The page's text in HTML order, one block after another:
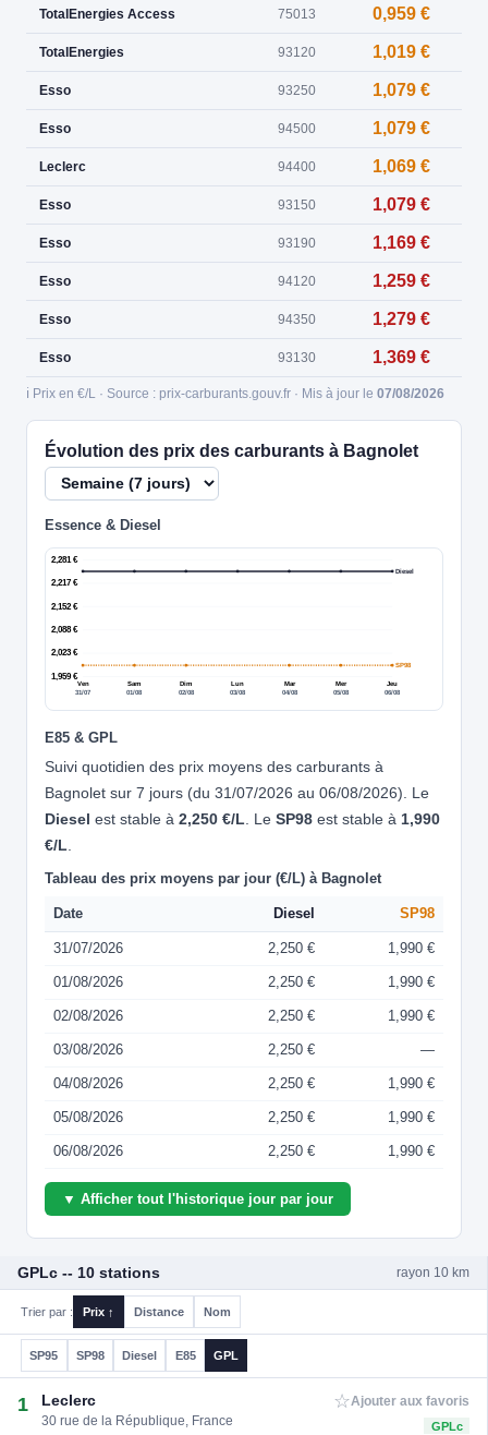
TotalEnergies Access 75013 0,959 €
TotalEnergies 93120 1,019 €
Esso 93250 1,079 €
Esso 94500 1,079 €
Leclerc 94400 1,069 €
Esso 93150 1,079 €
Esso 93190 1,169 €
Esso 94120 1,259 €
Esso 94350 1,279 €
Esso 93130 1,369 €
ℹ️ Prix en €/L · Source : prix-carburants.gouv.fr · Mis à jour le 07/08/2026
Évolution des prix des carburants à Bagnolet
Essence & Diesel
1,959 €
2,023 €
2,088 €
2,152 €
2,217 €
2,281 €
Ven
31/07
Sam
01/08
Dim
02/08
Lun
03/08
Mar
04/08
Mer
05/08
Jeu
06/08
Diesel
SP98
E85 & GPL
Suivi quotidien des prix moyens des carburants à
Bagnolet sur 7 jours (du 31/07/2026 au 06/08/2026). Le
Diesel est stable à 2,250 €/L . Le SP98 est stable à 1,990
€/L
Tableau des prix moyens par jour (€/L) à Bagnolet
Date Diesel SP98
31/07/2026 2,250 € 1,990 €
01/08/2026 2,250 € 1,990 €
02/08/2026 2,250 € 1,990 €
03/08/2026 2,250 € —
04/08/2026 2,250 € 1,990 €
05/08/2026 2,250 € 1,990 €
06/08/2026 2,250 € 1,990 €
▼ Afficher tout l'historique jour par jour
GPLc -- 10 stations rayon 10 km
Trier par : Prix ↑ Distance Nom
SP95 SP98 Diesel E85 GPL
1 Leclerc
30 rue de la République, France
☆Ajouter aux favoris
GPLc